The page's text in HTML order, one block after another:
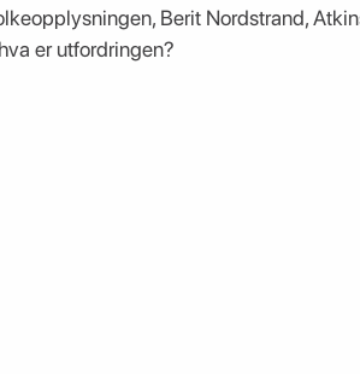
Berit Nordstrand,
er utfordringen?